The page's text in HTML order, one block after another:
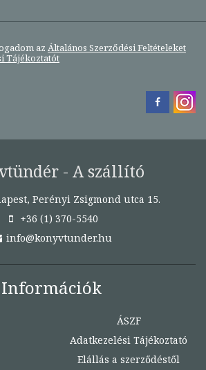
az Általános Szerződési Feltételeket
Tájékoztatót
- A szállító
Perényi Zsigmond utca 15.
+36 (1) 370-5540
info@konyvtunder.hu
Információk
ÁSZF
Adatkezelési Tájékoztató
Elállás a szerződéstől